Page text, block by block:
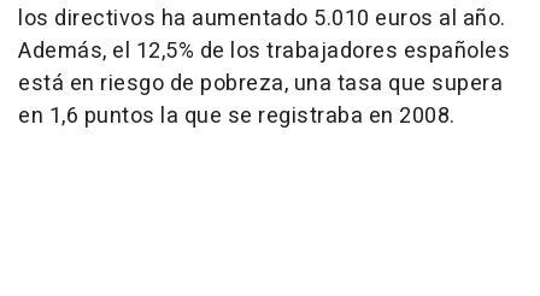
los directivos ha aumentado 5.010 euros al año.
Además, el 12,5% de los trabajadores españoles
está en riesgo de pobreza, una tasa que supera
en 1,6 puntos la que se registraba en 2008.